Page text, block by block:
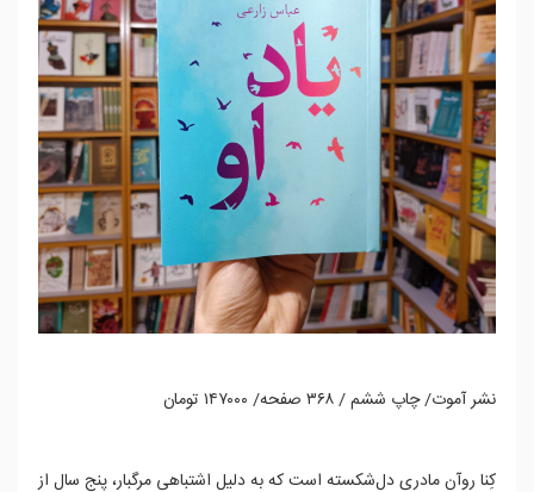
نشر آموت/ چاپ ششم / ۳۶۸ صفحه/ ۱۴۷۰۰۰ تومان
کِنا روآن مادری دل‌شکسته است که به دلیل اشتباهی مرگبار، پنج سال از